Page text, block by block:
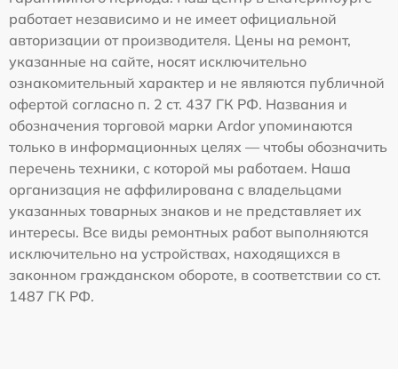
работает независимо и не имеет официальной
авторизации от производителя. Цены на ремонт,
указанные на сайте, носят исключительно
ознакомительный характер и не являются публичной
офертой согласно п. 2 ст. 437 ГК РФ. Названия и
обозначения торговой марки Ardor упоминаются
только в информационных целях — чтобы обозначить
перечень техники, с которой мы работаем. Наша
организация не аффилирована с владельцами
указанных товарных знаков и не представляет их
интересы. Все виды ремонтных работ выполняются
исключительно на устройствах, находящихся в
законном гражданском обороте, в соответствии со ст.
1487 ГК РФ.